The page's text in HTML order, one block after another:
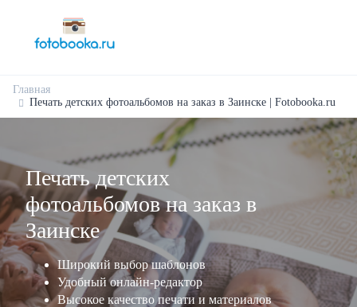
Главная
Печать детских фотоальбомов на заказ в Заинске | Fotobooka.ru
Печать детских
фотоальбомов на заказ в
Заинске
Широкий выбор шаблонов
Удобный онлайн-редактор
Высокое качество печати и материалов